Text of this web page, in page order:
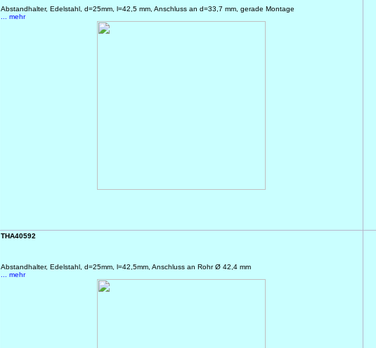
Abstandhalter, Edelstahl, d=25mm, l=42,5 mm, Anschluss an d=33,7 mm, gerade Montage
... mehr
THA40592
Abstandhalter, Edelstahl, d=25mm, l=42,5mm, Anschluss an Rohr Ø 42,4 mm
... mehr